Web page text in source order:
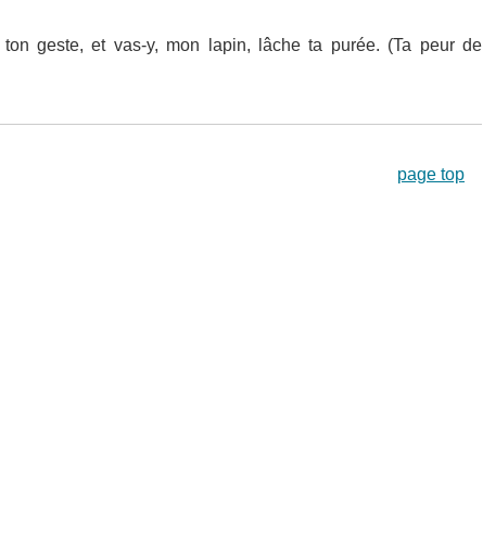
geste, et vas-y, mon lapin, lâche ta purée. (Ta peur de
page top